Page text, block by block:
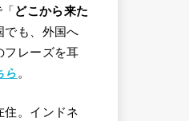
どこから来た
でも、外国へ
フレーズを耳
ら 。
。インドネ